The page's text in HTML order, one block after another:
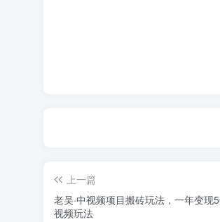
上一篇
老吴·中视频项目搬砖玩法，一年变现
视频玩法